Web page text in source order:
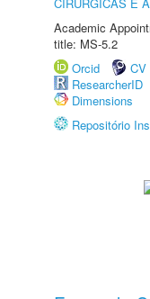
Academic
title: MS-5.2
Orcid
CV
ResearcherID
Dimensions
Repositório